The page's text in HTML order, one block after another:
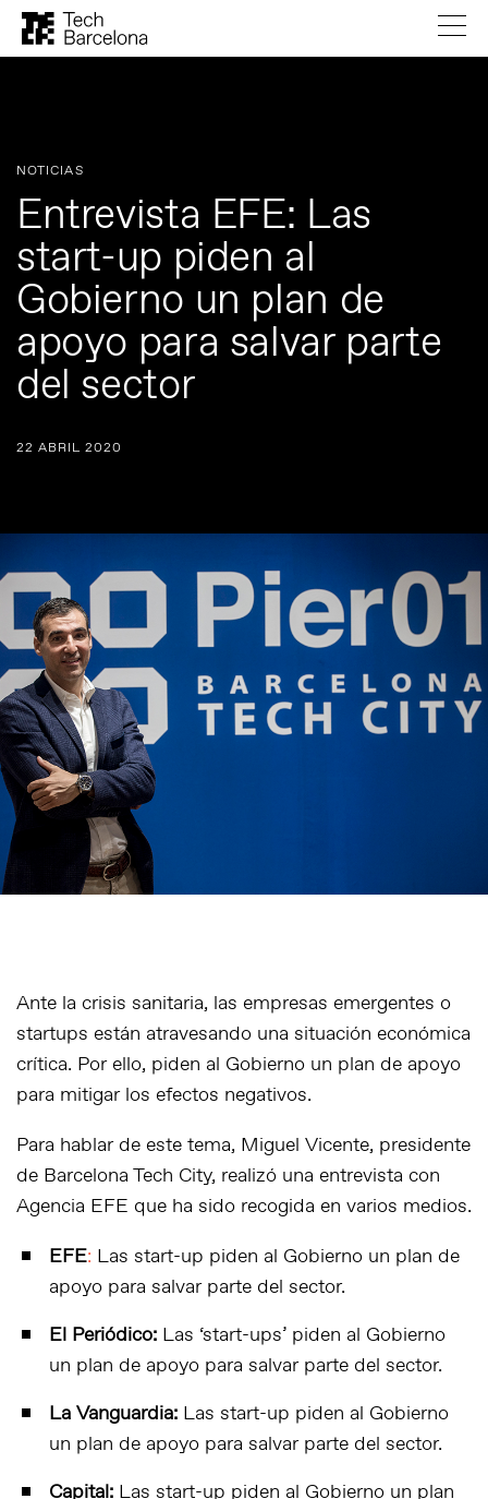
NOTICIAS
Entrevista EFE: Las
start-up piden al
Gobierno un plan de
apoyo para salvar parte
del sector
22 ABRIL 2020
Ante la crisis sanitaria, las empresas emergentes o
startups están atravesando una situación económica
crítica. Por ello, piden al Gobierno un plan de apoyo
para mitigar los efectos negativos.
Para hablar de este tema, Miguel Vicente, presidente
de Barcelona Tech City, realizó una entrevista con
Agencia EFE que ha sido recogida en varios medios.
EFE: Las start-up piden al Gobierno un plan de
apoyo para salvar parte del sector.
El Periódico: Las ‘start-ups’ piden al Gobierno
un plan de apoyo para salvar parte del sector.
La Vanguardia: Las start-up piden al Gobierno
un plan de apoyo para salvar parte del sector.
Capital: Las start-up piden al Gobierno un plan